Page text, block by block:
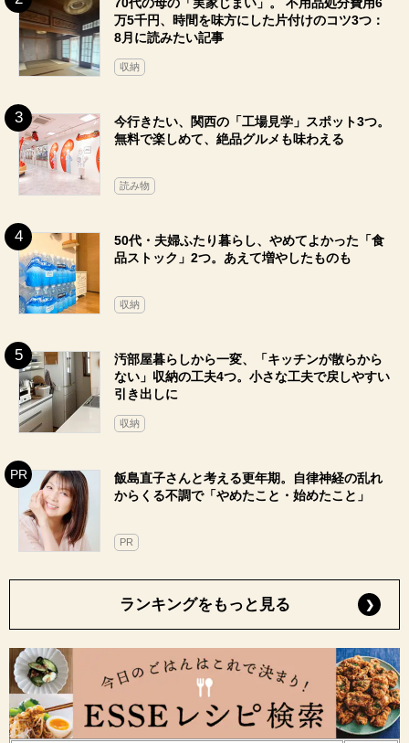
万5千円、時間を味方にした片付けのコツ3つ：
8月に読みたい記事
収納
今行きたい、関西の「工場見学」スポット3つ。
無料で楽しめて、絶品グルメも味わえる
読み物
50代・夫婦ふたり暮らし、やめてよかった「食
品ストック」2つ。あえて増やしたものも
収納
汚部屋暮らしから一変、「キッチンが散らから
ない」収納の工夫4つ。小さな工夫で戻しやすい
引き出しに
収納
飯島直子さんと考える更年期。自律神経の乱れ
からくる不調で「やめたこと・始めたこと」
PR
ランキングをもっと見る